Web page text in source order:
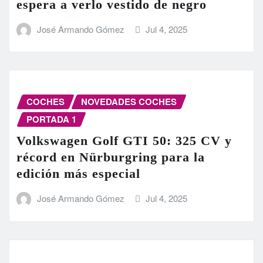
espera a verlo vestido de negro
José Armando Gómez Jul 4, 2025
COCHES
NOVEDADES COCHES
PORTADA 1
Volkswagen Golf GTI 50: 325 CV y
récord en Nürburgring para la
edición más especial
José Armando Gómez Jul 4, 2025